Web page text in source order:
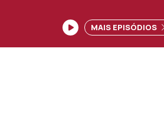
MAIS EPISÓDIOS